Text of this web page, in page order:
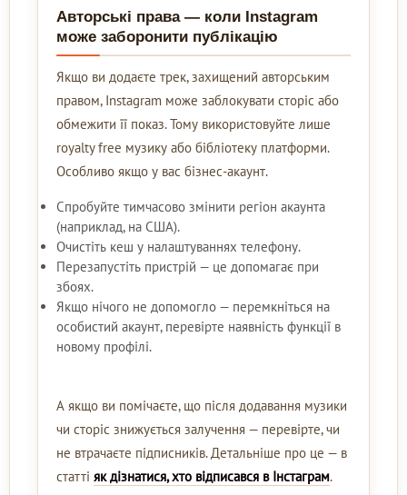
Авторські права — коли Instagram
може заборонити публікацію
Якщо ви додаєте трек, захищений авторським
правом, Instagram може заблокувати сторіс або
обмежити її показ. Тому використовуйте лише
royalty free музику або бібліотеку платформи.
Особливо якщо у вас бізнес-акаунт.
Спробуйте тимчасово змінити регіон акаунта
(наприклад, на США).
Очистіть кеш у налаштуваннях телефону.
Перезапустіть пристрій — це допомагає при
збоях.
Якщо нічого не допомогло — перемкніться на
особистий акаунт, перевірте наявність функції в
новому профілі.
А якщо ви помічаєте, що після додавання музики
чи сторіс знижується залучення — перевірте, чи
не втрачаєте підписників. Детальніше про це — в
статті як дізнатися, хто відписався в Інстаграм.